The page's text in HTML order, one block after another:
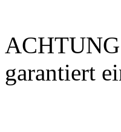
garantiert